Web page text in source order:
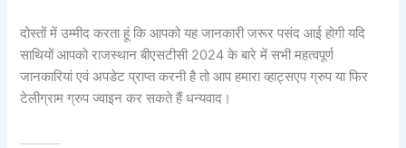
दोस्तों में उम्मीद करता हूं कि आपको यह जानकारी जरूर पसंद आई होगी यदि
साथियों आपको राजस्थान बीएसटीसी 2024 के बारे में सभी महत्वपूर्ण
जानकारियां एवं अपडेट प्राप्त करनी है तो आप हमारा व्हाट्सएप ग्रुप या फिर
टेलीग्राम ग्रुप ज्वाइन कर सकते हैं धन्यवाद।